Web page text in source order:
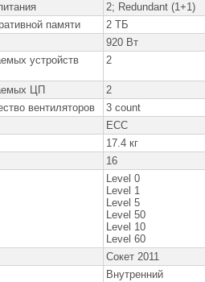
2; Redundant (1+1)
памяти
2 ТБ
920 Вт
устройств
2
ЦП
2
вентиляторов
3 count
ECC
17.4 кг
16
Level 0
Level 1
Level 5
Level 50
Level 10
Level 60
Сокет 2011
Внутренний